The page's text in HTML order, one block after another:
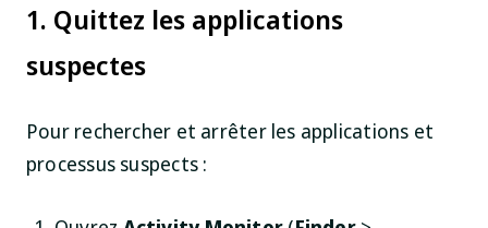
1. Quittez les applications
suspectes
Pour rechercher et arrêter les applications et
processus suspects :